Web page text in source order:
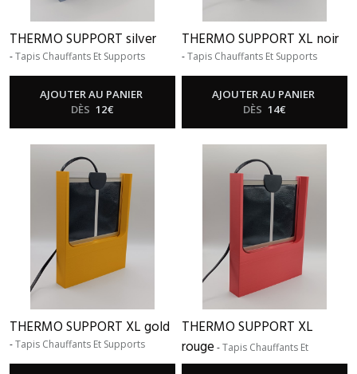
THERMO SUPPORT silver
-Tapis Chauffants Et Supports
AJOUTER AU PANIER
DÈS 12€
THERMO SUPPORT XL noir
-Tapis Chauffants Et Supports
AJOUTER AU PANIER
DÈS 14€
THERMO SUPPORT XL gold
-Tapis Chauffants Et Supports
THERMO SUPPORT XL
rouge -Tapis Chauffants Et
Supports